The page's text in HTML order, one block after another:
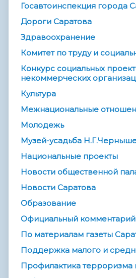
Госавтоинспекция города
Дороги Саратова
Здравоохранение
Комитет по труду и
Конкурс социальных
некоммерческих
Культура
Межнациональные
Молодежь
Музей-усадьба
Национальные проекты
Новости общественной
Новости Саратова
Образование
Официальный комментарий
По материалам газеты
Поддержка малого и
Профилактика терроризма